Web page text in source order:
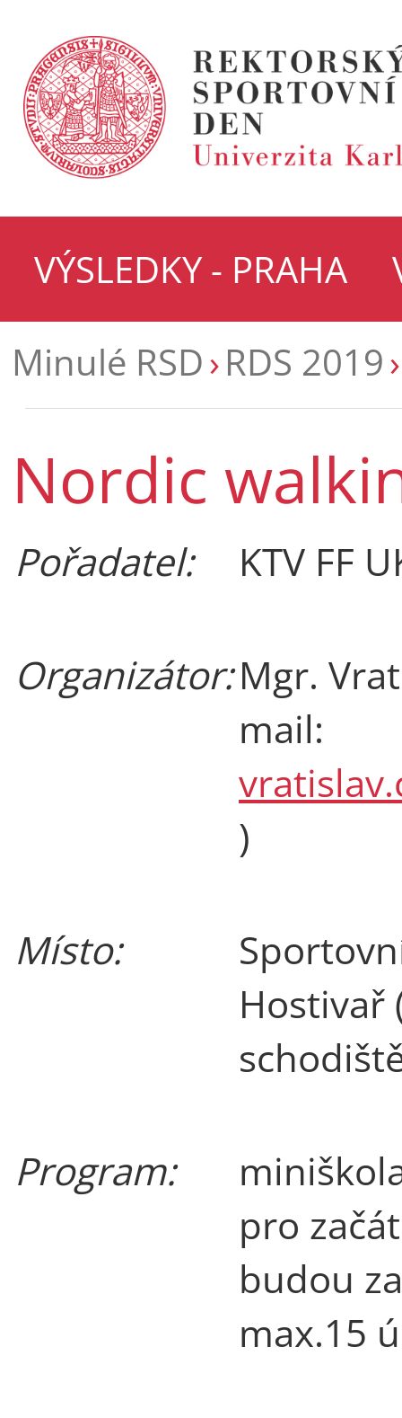
VÝSLEDKY - PRAHA
Minulé RSD RDS 2019
Nordic
Pořadatel: KTV FF
Organizátor:Mgr.
mail:
)
Místo:
Hostivař
Program:
pro
budou
max.15